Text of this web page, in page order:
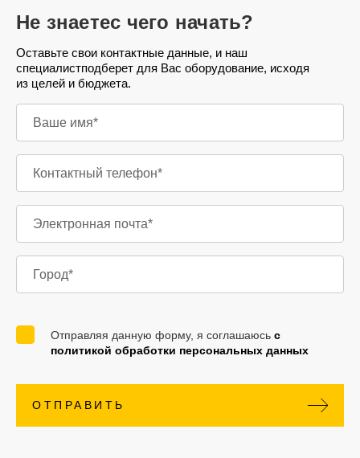
Не знаетес чего начать?
Оставьте свои контактные данные, и наш
специалистподберет для Вас оборудование, исходя
из целей и бюджета.
Отправляя данную форму, я соглашаюсь с
политикой обработки персональных данных
ОТПРАВИТЬ